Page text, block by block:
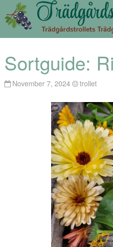
Sortguide:
November 7, 2024 trollet